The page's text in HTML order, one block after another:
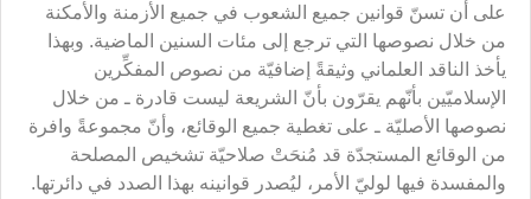
على أن تسنّ قوانين جميع الشعوب في جميع الأزمنة والأمكنة
من خلال نصوصها التي ترجع إلى مئات السنين الماضية. وبهذا
يأخذ الناقد العلماني وثيقةً إضافيّة من نصوص المفكِّرين
الإسلاميّين بأنّهم يقرّون بأنّ الشريعة ليست قادرة ـ من خلال
نصوصها الأصليّة ـ على تغطية جميع الوقائع، وأنّ مجموعةً وافرة
من الوقائع المستجدّة قد مُنحَتْ صلاحيّة تشخيص المصلحة
والمفسدة فيها لوليّ الأمر، ليُصدر قوانينه بهذا الصدد في دائرتها.